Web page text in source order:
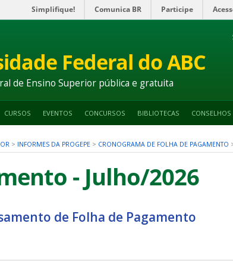
Simplifique! Comunica BR Participe
Federal do ABC
de Ensino Superior pública e gratuita
CURSOS EVENTOS CONCURSOS BIBLIOTECAS CONSELHOS
> INFORMES DA PROGEPE > CRONOGRAMA DE FOLHA DE PAGAMENTO
- Julho/2026
de Folha de Pagamento